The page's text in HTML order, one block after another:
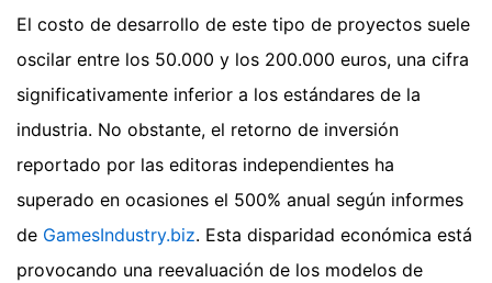
El costo de desarrollo de este tipo de proyectos suele
oscilar entre los 50.000 y los 200.000 euros, una cifra
significativamente inferior a los estándares de la
industria. No obstante, el retorno de inversión
reportado por las editoras independientes ha
superado en ocasiones el 500% anual según informes
de GamesIndustry.biz. Esta disparidad económica está
provocando una reevaluación de los modelos de